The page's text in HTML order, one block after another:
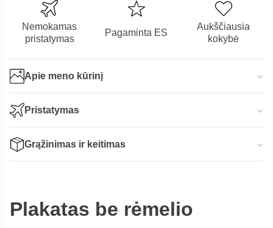
Nemokamas
pristatymas
Pagaminta ES
Aukščiausia
kokybė
Apie meno kūrinį
Pristatymas
Grąžinimas ir keitimas
Plakatas be rėmelio